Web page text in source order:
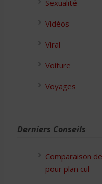
Sexualité
Vidéos
Viral
Voiture
Voyages
Derniers Conseils
Comparaison
pour plan cul